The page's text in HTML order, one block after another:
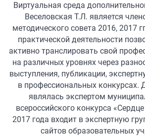
Виртуальная среда
Веселовская Т.Л. является
методического совета 2016, 2017
практической деятельности
активно транслировать свой
на различных уровнях через
выступления, публикации,
в профессиональных конкурсах.
являлась экспертом
всероссийского конкурса
2017 года входит в экспертную
сайтов образовательных